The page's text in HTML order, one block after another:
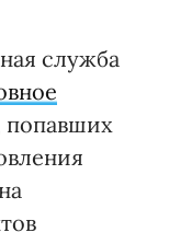
служба
попавших